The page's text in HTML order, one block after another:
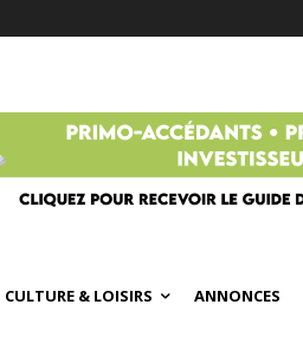
CULTURE & LOISIRS ANNONCES